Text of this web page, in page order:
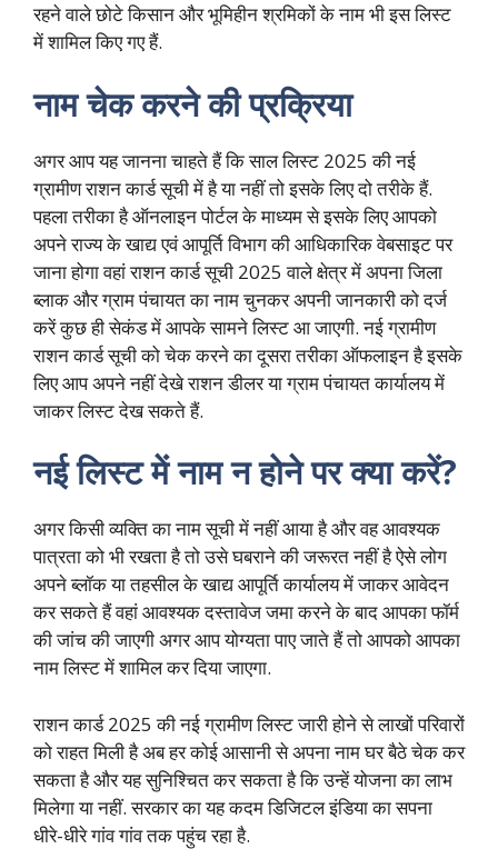
रहने वाले छोटे किसान और भूमिहीन श्रमिकों के नाम भी इस लिस्ट
में शामिल किए गए हैं.
नाम चेक करने की प्रक्रिया
अगर आप यह जानना चाहते हैं कि साल लिस्ट 2025 की नई
ग्रामीण राशन कार्ड सूची में है या नहीं तो इसके लिए दो तरीके हैं.
पहला तरीका है ऑनलाइन पोर्टल के माध्यम से इसके लिए आपको
अपने राज्य के खाद्य एवं आपूर्ति विभाग की आधिकारिक वेबसाइट पर
जाना होगा वहां राशन कार्ड सूची 2025 वाले क्षेत्र में अपना जिला
ब्लाक और ग्राम पंचायत का नाम चुनकर अपनी जानकारी को दर्ज
करें कुछ ही सेकंड में आपके सामने लिस्ट आ जाएगी. नई ग्रामीण
राशन कार्ड सूची को चेक करने का दूसरा तरीका ऑफलाइन है इसके
लिए आप अपने नहीं देखे राशन डीलर या ग्राम पंचायत कार्यालय में
जाकर लिस्ट देख सकते हैं.
नई लिस्ट में नाम न होने पर क्या करें?
अगर किसी व्यक्ति का नाम सूची में नहीं आया है और वह आवश्यक
पात्रता को भी रखता है तो उसे घबराने की जरूरत नहीं है ऐसे लोग
अपने ब्लॉक या तहसील के खाद्य आपूर्ति कार्यालय में जाकर आवेदन
कर सकते हैं वहां आवश्यक दस्तावेज जमा करने के बाद आपका फॉर्म
की जांच की जाएगी अगर आप योग्यता पाए जाते हैं तो आपको आपका
नाम लिस्ट में शामिल कर दिया जाएगा.
राशन कार्ड 2025 की नई ग्रामीण लिस्ट जारी होने से लाखों परिवारों
को राहत मिली है अब हर कोई आसानी से अपना नाम घर बैठे चेक कर
सकता है और यह सुनिश्चित कर सकता है कि उन्हें योजना का लाभ
मिलेगा या नहीं. सरकार का यह कदम डिजिटल इंडिया का सपना
धीरे-धीरे गांव गांव तक पहुंच रहा है.